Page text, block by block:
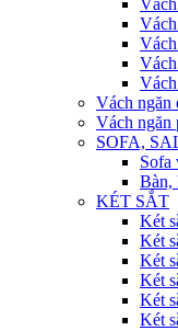
Vách ngăn
Vách ngăn
SOFA,
Sofa
Bàn,
KÉT SẮT
Két
Két
Két
Két
Két
Két